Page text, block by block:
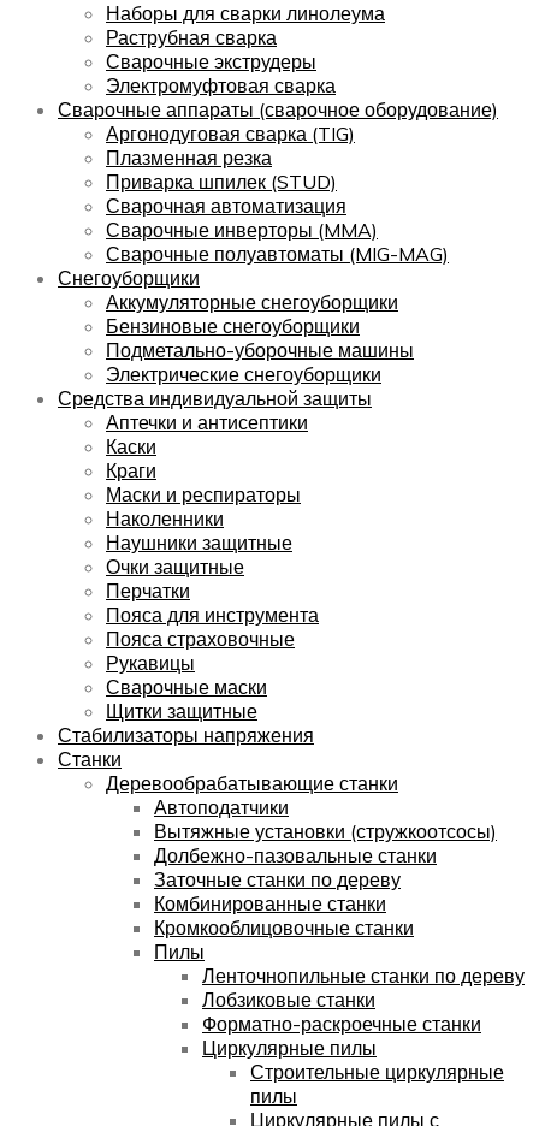
Наборы для сварки линолеума
Раструбная сварка
Сварочные экструдеры
Электромуфтовая сварка
Сварочные аппараты (сварочное оборудование)
Аргонодуговая сварка (TIG)
Плазменная резка
Приварка шпилек (STUD)
Сварочная автоматизация
Сварочные инверторы (MMA)
Сварочные полуавтоматы (MIG-MAG)
Снегоуборщики
Аккумуляторные снегоуборщики
Бензиновые снегоуборщики
Подметально-уборочные машины
Электрические снегоуборщики
Средства индивидуальной защиты
Аптечки и антисептики
Каски
Краги
Маски и респираторы
Наколенники
Наушники защитные
Очки защитные
Перчатки
Пояса для инструмента
Пояса страховочные
Рукавицы
Сварочные маски
Щитки защитные
Стабилизаторы напряжения
Станки
Деревообрабатывающие станки
Автоподатчики
Вытяжные установки (стружкоотсосы)
Долбежно-пазовальные станки
Заточные станки по дереву
Комбинированные станки
Кромкооблицовочные станки
Пилы
Ленточнопильные станки по дереву
Лобзиковые станки
Форматно-раскроечные станки
Циркулярные пилы
Строительные циркулярные
пилы
Циркулярные пилы с